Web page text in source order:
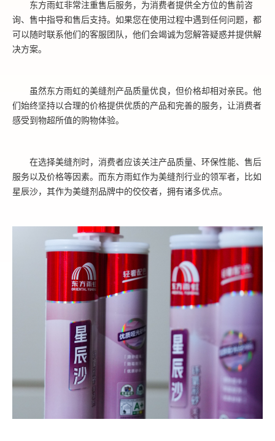
东方雨虹非常注重售后服务，为消费者提供全方位的售前咨
询、售中指导和售后支持。如果您在使用过程中遇到任何问题，都
可以随时联系他们的客服团队，他们会竭诚为您解答疑惑并提供解
决方案。
虽然东方雨虹的美缝剂产品质量优良，但价格却相对亲民。他
们始终坚持以合理的价格提供优质的产品和完善的服务，让消费者
感受到物超所值的购物体验。
在选择美缝剂时，消费者应该关注产品质量、环保性能、售后
服务以及价格等因素。而东方雨虹作为美缝剂行业的领军者，比如
星辰沙，其作为美缝剂品牌中的佼佼者，拥有诸多优点。